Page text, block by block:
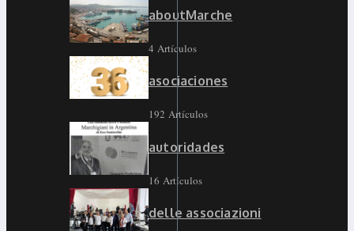
aboutMarche
4 Artículos
asociaciones
192 Artículos
autoridades
16 Artículos
delle associazioni